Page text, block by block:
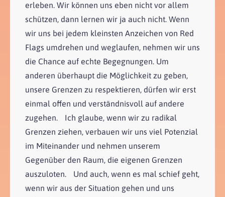
erleben. Wir können uns eben nicht vor allem
schützen, dann lernen wir ja auch nicht. Wenn
wir uns bei jedem kleinsten Anzeichen von Red
Flags umdrehen und weglaufen, nehmen wir uns
die Chance auf echte Begegnungen. Um
anderen überhaupt die Möglichkeit zu geben,
unsere Grenzen zu respektieren, dürfen wir erst
einmal offen und verständnisvoll auf andere
zugehen. Ich glaube, wenn wir zu radikal
Grenzen ziehen, verbauen wir uns viel Potenzial
im Miteinander und nehmen unserem
Gegenüber den Raum, die eigenen Grenzen
auszuloten. Und auch, wenn es mal schief geht,
wenn wir aus der Situation gehen und uns